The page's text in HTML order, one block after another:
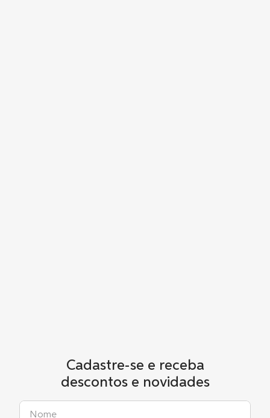
Cadastre-se e receba
descontos e novidades